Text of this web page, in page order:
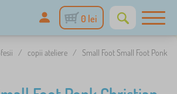
0 lei
/ copii ateliere / Small Foot Small Foot Ponk